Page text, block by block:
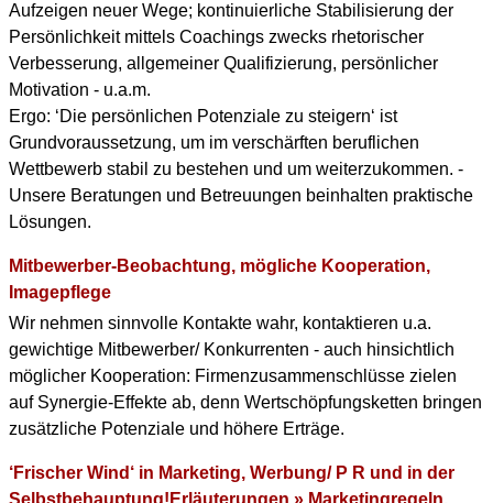
Aufzeigen neuer Wege; kontinuierliche Stabilisierung der
Persönlichkeit mittels Coachings zwecks rhetorischer
Verbesserung, allgemeiner Qualifizierung, persönlicher
Motivation - u.a.m.
Ergo: ‘Die persönlichen Potenziale zu steigern‘ ist
Grundvoraussetzung, um im verschärften beruflichen
Wettbewerb stabil zu bestehen und um weiterzukommen. -
Unsere Beratungen und Betreuungen beinhalten praktische
Lösungen.
Mitbewerber-Beobachtung, mögliche Kooperation,
Imagepflege
Wir nehmen sinnvolle Kontakte wahr, kontaktieren u.a.
gewichtige Mitbewerber/ Konkurrenten - auch hinsichtlich
möglicher Kooperation: Firmenzusammenschlüsse zielen
auf Synergie-Effekte ab, denn Wertschöpfungsketten bringen
zusätzliche Potenziale und höhere Erträge.
‘Frischer Wind‘ in Marketing, Werbung/ P R und in der
Selbstbehauptung!Erläuterungen » Marketingregeln,